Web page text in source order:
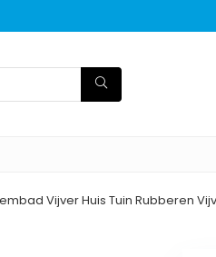
Vijver Huis Tuin Rubberen